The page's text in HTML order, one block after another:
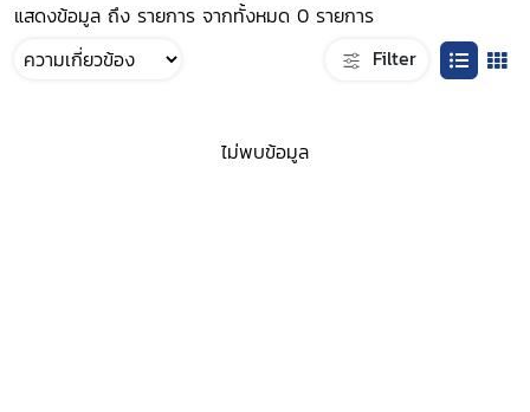
แสดงข้อมูล ถึง รายการ จากทั้งหมด 0 รายการ
Filter
ไม่พบข้อมูล